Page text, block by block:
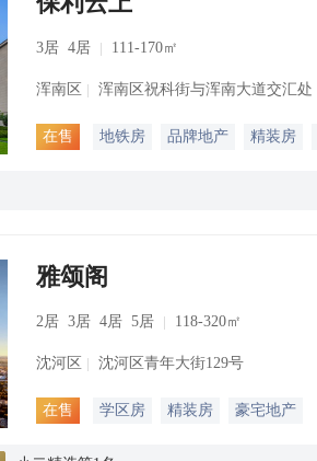
3居 4居 111-170㎡
浑南区 浑南区祝科街与浑南大道交汇处
在售 地铁房 品牌地产 精装房
雅颂阁
2居 3居 4居 5居 118-320㎡
沈河区 沈河区青年大街129号
在售 学区房 精装房 豪宅地产